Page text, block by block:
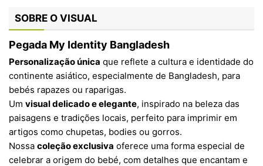
SOBRE O VISUAL
Pegada My Identity Bangladesh
Personalização única que reflete a cultura e identidade do
continente asiático, especialmente de Bangladesh, para
bebés rapazes ou raparigas.
Um visual delicado e elegante, inspirado na beleza das
paisagens e tradições locais, perfeito para imprimir em
artigos como chupetas, bodies ou gorros.
Nossa coleção exclusiva oferece uma forma especial de
celebrar a origem do bebé, com detalhes que encantam e